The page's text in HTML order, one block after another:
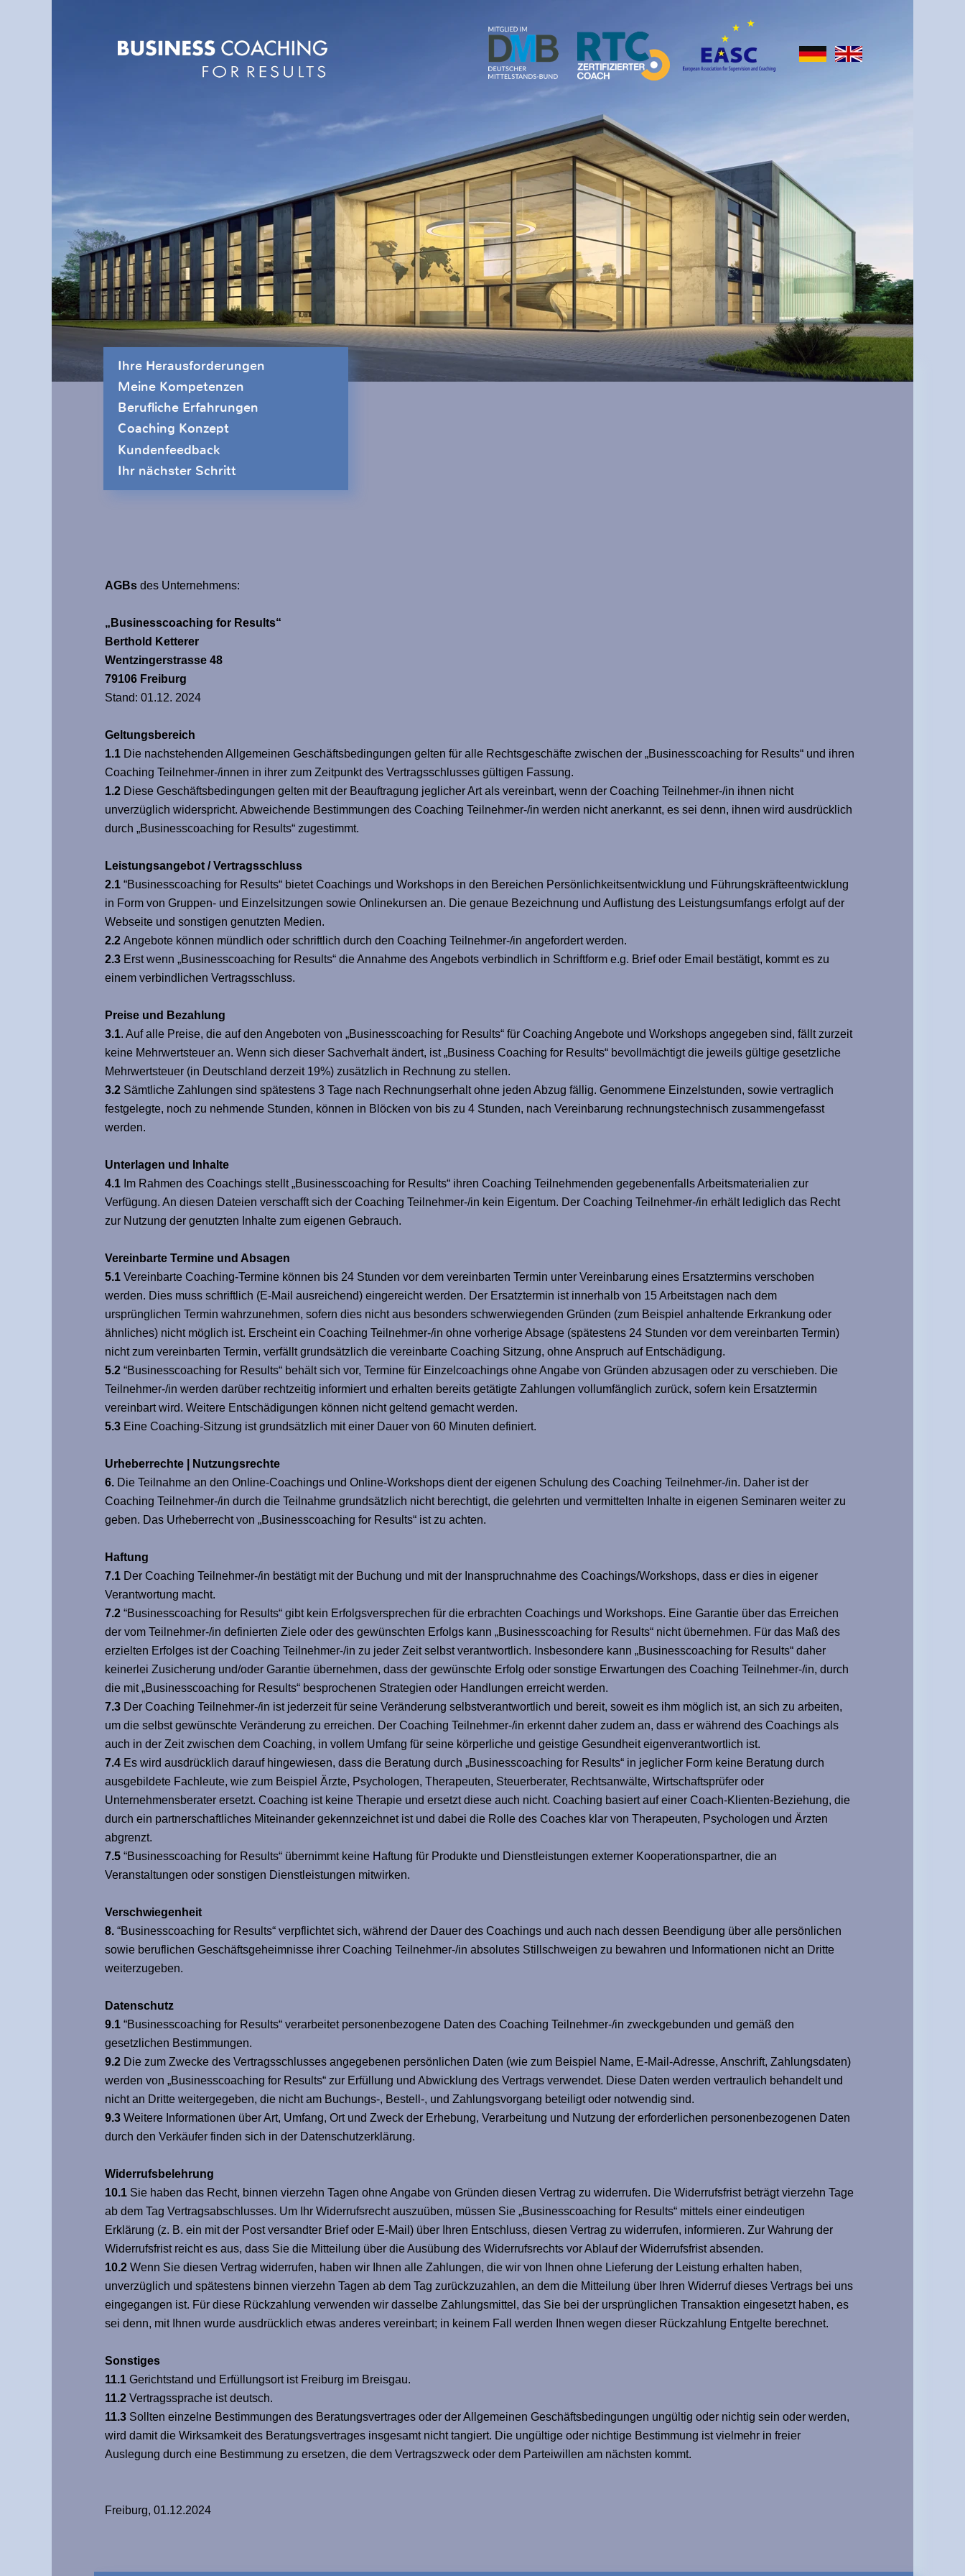
Ihre Herausforderungen
Meine Kompetenzen
Berufliche Erfahrungen
Coaching Konzept
Kundenfeedback
Ihr nächster Schritt
AGBs des Unternehmens:
„Businesscoaching for Results“
Berthold Ketterer
Wentzingerstrasse 48
79106 Freiburg
Stand: 01.12. 2024
Geltungsbereich
1.1 Die nachstehenden Allgemeinen Geschäftsbedingungen gelten für alle Rechtsgeschäfte zwischen der „Businesscoaching for Results“ und ihren
Coaching Teilnehmer-/innen in ihrer zum Zeitpunkt des Vertragsschlusses gültigen Fassung.
1.2 Diese Geschäftsbedingungen gelten mit der Beauftragung jeglicher Art als vereinbart, wenn der Coaching Teilnehmer-/in ihnen nicht
unverzüglich widerspricht. Abweichende Bestimmungen des Coaching Teilnehmer-/in werden nicht anerkannt, es sei denn, ihnen wird ausdrücklich
durch „Businesscoaching for Results“ zugestimmt.
Leistungsangebot / Vertragsschluss
2.1 “Businesscoaching for Results“ bietet Coachings und Workshops in den Bereichen Persönlichkeitsentwicklung und Führungskräfteentwicklung
in Form von Gruppen- und Einzelsitzungen sowie Onlinekursen an. Die genaue Bezeichnung und Auflistung des Leistungsumfangs erfolgt auf der
Webseite und sonstigen genutzten Medien.
2.2 Angebote können mündlich oder schriftlich durch den Coaching Teilnehmer-/in angefordert werden.
2.3 Erst wenn „Businesscoaching for Results“ die Annahme des Angebots verbindlich in Schriftform e.g. Brief oder Email bestätigt, kommt es zu
einem verbindlichen Vertragsschluss.
Preise und Bezahlung
3.1. Auf alle Preise, die auf den Angeboten von „Businesscoaching for Results“ für Coaching Angebote und Workshops angegeben sind, fällt zurzeit
keine Mehrwertsteuer an. Wenn sich dieser Sachverhalt ändert, ist „Business Coaching for Results“ bevollmächtigt die jeweils gültige gesetzliche
Mehrwertsteuer (in Deutschland derzeit 19%) zusätzlich in Rechnung zu stellen.
3.2 Sämtliche Zahlungen sind spätestens 3 Tage nach Rechnungserhalt ohne jeden Abzug fällig. Genommene Einzelstunden, sowie vertraglich
festgelegte, noch zu nehmende Stunden, können in Blöcken von bis zu 4 Stunden, nach Vereinbarung rechnungstechnisch zusammengefasst
werden.
Unterlagen und Inhalte
4.1 Im Rahmen des Coachings stellt „Businesscoaching for Results“ ihren Coaching Teilnehmenden gegebenenfalls Arbeitsmaterialien zur
Verfügung. An diesen Dateien verschafft sich der Coaching Teilnehmer-/in kein Eigentum. Der Coaching Teilnehmer-/in erhält lediglich das Recht
zur Nutzung der genutzten Inhalte zum eigenen Gebrauch.
Vereinbarte Termine und Absagen
5.1 Vereinbarte Coaching-Termine können bis 24 Stunden vor dem vereinbarten Termin unter Vereinbarung eines Ersatztermins verschoben
werden. Dies muss schriftlich (E-Mail ausreichend) eingereicht werden. Der Ersatztermin ist innerhalb von 15 Arbeitstagen nach dem
ursprünglichen Termin wahrzunehmen, sofern dies nicht aus besonders schwerwiegenden Gründen (zum Beispiel anhaltende Erkrankung oder
ähnliches) nicht möglich ist. Erscheint ein Coaching Teilnehmer-/in ohne vorherige Absage (spätestens 24 Stunden vor dem vereinbarten Termin)
nicht zum vereinbarten Termin, verfällt grundsätzlich die vereinbarte Coaching Sitzung, ohne Anspruch auf Entschädigung.
5.2 “Businesscoaching for Results“ behält sich vor, Termine für Einzelcoachings ohne Angabe von Gründen abzusagen oder zu verschieben. Die
Teilnehmer-/in werden darüber rechtzeitig informiert und erhalten bereits getätigte Zahlungen vollumfänglich zurück, sofern kein Ersatztermin
vereinbart wird. Weitere Entschädigungen können nicht geltend gemacht werden.
5.3 Eine Coaching-Sitzung ist grundsätzlich mit einer Dauer von 60 Minuten definiert.
Urheberrechte | Nutzungsrechte
6. Die Teilnahme an den Online-Coachings und Online-Workshops dient der eigenen Schulung des Coaching Teilnehmer-/in. Daher ist der
Coaching Teilnehmer-/in durch die Teilnahme grundsätzlich nicht berechtigt, die gelehrten und vermittelten Inhalte in eigenen Seminaren weiter zu
geben. Das Urheberrecht von „Businesscoaching for Results“ ist zu achten.
Haftung
7.1 Der Coaching Teilnehmer-/in bestätigt mit der Buchung und mit der Inanspruchnahme des Coachings/Workshops, dass er dies in eigener
Verantwortung macht.
7.2 “Businesscoaching for Results“ gibt kein Erfolgsversprechen für die erbrachten Coachings und Workshops. Eine Garantie über das Erreichen
der vom Teilnehmer-/in definierten Ziele oder des gewünschten Erfolgs kann „Businesscoaching for Results“ nicht übernehmen. Für das Maß des
erzielten Erfolges ist der Coaching Teilnehmer-/in zu jeder Zeit selbst verantwortlich. Insbesondere kann „Businesscoaching for Results“ daher
keinerlei Zusicherung und/oder Garantie übernehmen, dass der gewünschte Erfolg oder sonstige Erwartungen des Coaching Teilnehmer-/in, durch
die mit „Businesscoaching for Results“ besprochenen Strategien oder Handlungen erreicht werden.
7.3 Der Coaching Teilnehmer-/in ist jederzeit für seine Veränderung selbstverantwortlich und bereit, soweit es ihm möglich ist, an sich zu arbeiten,
um die selbst gewünschte Veränderung zu erreichen. Der Coaching Teilnehmer-/in erkennt daher zudem an, dass er während des Coachings als
auch in der Zeit zwischen dem Coaching, in vollem Umfang für seine körperliche und geistige Gesundheit eigenverantwortlich ist.
7.4 Es wird ausdrücklich darauf hingewiesen, dass die Beratung durch „Businesscoaching for Results“ in jeglicher Form keine Beratung durch
ausgebildete Fachleute, wie zum Beispiel Ärzte, Psychologen, Therapeuten, Steuerberater, Rechtsanwälte, Wirtschaftsprüfer oder
Unternehmensberater ersetzt. Coaching ist keine Therapie und ersetzt diese auch nicht. Coaching basiert auf einer Coach-Klienten-Beziehung, die
durch ein partnerschaftliches Miteinander gekennzeichnet ist und dabei die Rolle des Coaches klar von Therapeuten, Psychologen und Ärzten
abgrenzt.
7.5 “Businesscoaching for Results“ übernimmt keine Haftung für Produkte und Dienstleistungen externer Kooperationspartner, die an
Veranstaltungen oder sonstigen Dienstleistungen mitwirken.
Verschwiegenheit
8. “Businesscoaching for Results“ verpflichtet sich, während der Dauer des Coachings und auch nach dessen Beendigung über alle persönlichen
sowie beruflichen Geschäftsgeheimnisse ihrer Coaching Teilnehmer-/in absolutes Stillschweigen zu bewahren und Informationen nicht an Dritte
weiterzugeben.
Datenschutz
9.1 “Businesscoaching for Results“ verarbeitet personenbezogene Daten des Coaching Teilnehmer-/in zweckgebunden und gemäß den
gesetzlichen Bestimmungen.
9.2 Die zum Zwecke des Vertragsschlusses angegebenen persönlichen Daten (wie zum Beispiel Name, E-Mail-Adresse, Anschrift, Zahlungsdaten)
werden von „Businesscoaching for Results“ zur Erfüllung und Abwicklung des Vertrags verwendet. Diese Daten werden vertraulich behandelt und
nicht an Dritte weitergegeben, die nicht am Buchungs-, Bestell-, und Zahlungsvorgang beteiligt oder notwendig sind.
9.3 Weitere Informationen über Art, Umfang, Ort und Zweck der Erhebung, Verarbeitung und Nutzung der erforderlichen personenbezogenen Daten
durch den Verkäufer finden sich in der Datenschutzerklärung.
Widerrufsbelehrung
10.1 Sie haben das Recht, binnen vierzehn Tagen ohne Angabe von Gründen diesen Vertrag zu widerrufen. Die Widerrufsfrist beträgt vierzehn Tage
ab dem Tag Vertragsabschlusses. Um Ihr Widerrufsrecht auszuüben, müssen Sie „Businesscoaching for Results“ mittels einer eindeutigen
Erklärung (z. B. ein mit der Post versandter Brief oder E-Mail) über Ihren Entschluss, diesen Vertrag zu widerrufen, informieren. Zur Wahrung der
Widerrufsfrist reicht es aus, dass Sie die Mitteilung über die Ausübung des Widerrufsrechts vor Ablauf der Widerrufsfrist absenden.
10.2 Wenn Sie diesen Vertrag widerrufen, haben wir Ihnen alle Zahlungen, die wir von Ihnen ohne Lieferung der Leistung erhalten haben,
unverzüglich und spätestens binnen vierzehn Tagen ab dem Tag zurückzuzahlen, an dem die Mitteilung über Ihren Widerruf dieses Vertrags bei uns
eingegangen ist. Für diese Rückzahlung verwenden wir dasselbe Zahlungsmittel, das Sie bei der ursprünglichen Transaktion eingesetzt haben, es
sei denn, mit Ihnen wurde ausdrücklich etwas anderes vereinbart; in keinem Fall werden Ihnen wegen dieser Rückzahlung Entgelte berechnet.
Sonstiges
11.1 Gerichtstand und Erfüllungsort ist Freiburg im Breisgau.
11.2 Vertragssprache ist deutsch.
11.3 Sollten einzelne Bestimmungen des Beratungsvertrages oder der Allgemeinen Geschäftsbedingungen ungültig oder nichtig sein oder werden,
wird damit die Wirksamkeit des Beratungsvertrages insgesamt nicht tangiert. Die ungültige oder nichtige Bestimmung ist vielmehr in freier
Auslegung durch eine Bestimmung zu ersetzen, die dem Vertragszweck oder dem Parteiwillen am nächsten kommt.
Freiburg, 01.12.2024